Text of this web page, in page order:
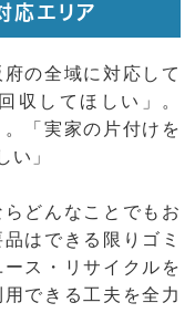
応エリア
の全域に対応して
収してほしい」。
。「実家の片付けを
い」
どんなことでもお
はできる限りゴミ
ス・リサイクルを
できる工夫を全力